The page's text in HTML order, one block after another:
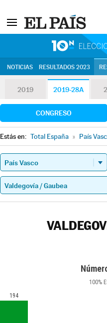
NOTICIAS RESULTADOS 2023
2019 2019-28A
CONGRESO
Estás en: Total España » País
100%
194